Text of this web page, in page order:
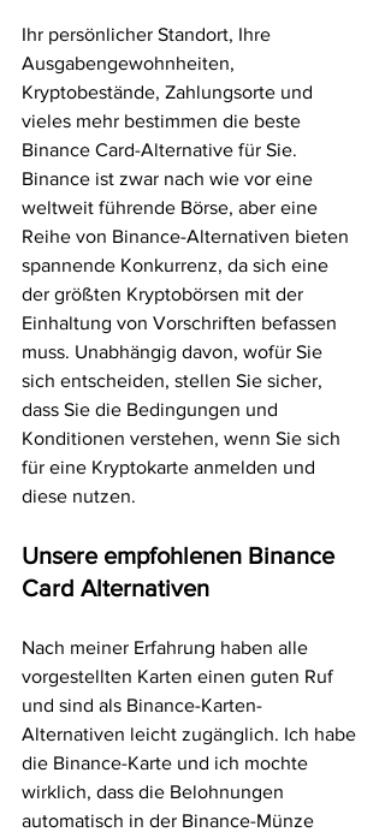
Ihr persönlicher Standort, Ihre
Ausgabengewohnheiten,
Kryptobestände, Zahlungsorte und
vieles mehr bestimmen die beste
Binance Card-Alternative für Sie.
Binance ist zwar nach wie vor eine
weltweit führende Börse, aber eine
Reihe von Binance-Alternativen bieten
spannende Konkurrenz, da sich eine
der größten Kryptobörsen mit der
Einhaltung von Vorschriften befassen
muss. Unabhängig davon, wofür Sie
sich entscheiden, stellen Sie sicher,
dass Sie die Bedingungen und
Konditionen verstehen, wenn Sie sich
für eine Kryptokarte anmelden und
diese nutzen.
Unsere empfohlenen Binance
Card Alternativen
Nach meiner Erfahrung haben alle
vorgestellten Karten einen guten Ruf
und sind als Binance-Karten-
Alternativen leicht zugänglich. Ich habe
die Binance-Karte und ich mochte
wirklich, dass die Belohnungen
automatisch in der Binance-Münze